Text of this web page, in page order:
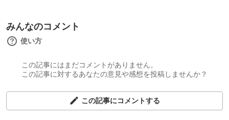
みんなのコメント
使い方
この記事にはまだコメントがありません。
この記事に対するあなたの意見や感想を投稿しませんか？
この記事にコメントする